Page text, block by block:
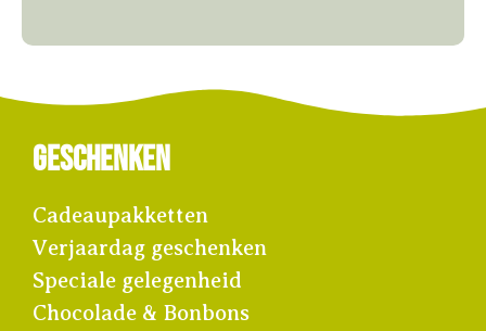
Geschenken
Cadeaupakketten
Verjaardag geschenken
Speciale gelegenheid
Chocolade & Bonbons